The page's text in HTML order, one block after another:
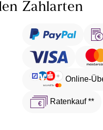
Zahlarten
Online-
Ratenkauf **